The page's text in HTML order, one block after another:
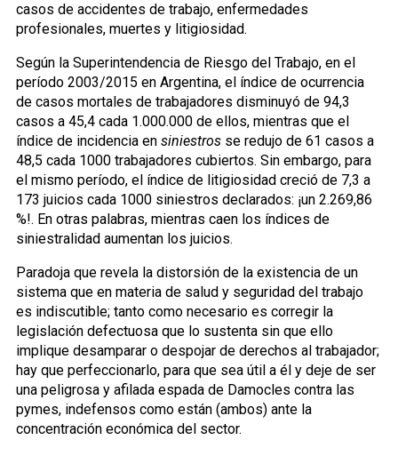
casos de accidentes de trabajo, enfermedades
profesionales, muertes y litigiosidad.
Según la Superintendencia de Riesgo del Trabajo, en el
período 2003/2015 en Argentina, el índice de ocurrencia
de casos mortales de trabajadores disminuyó de 94,3
casos a 45,4 cada 1.000.000 de ellos, mientras que el
índice de incidencia en siniestros se redujo de 61 casos a
48,5 cada 1000 trabajadores cubiertos. Sin embargo, para
el mismo período, el índice de litigiosidad creció de 7,3 a
173 juicios cada 1000 siniestros declarados: ¡un 2.269,86
%!. En otras palabras, mientras caen los índices de
siniestralidad aumentan los juicios.
Paradoja que revela la distorsión de la existencia de un
sistema que en materia de salud y seguridad del trabajo
es indiscutible; tanto como necesario es corregir la
legislación defectuosa que lo sustenta sin que ello
implique desamparar o despojar de derechos al trabajador;
hay que perfeccionarlo, para que sea útil a él y deje de ser
una peligrosa y afilada espada de Damocles contra las
pymes, indefensos como están (ambos) ante la
concentración económica del sector.